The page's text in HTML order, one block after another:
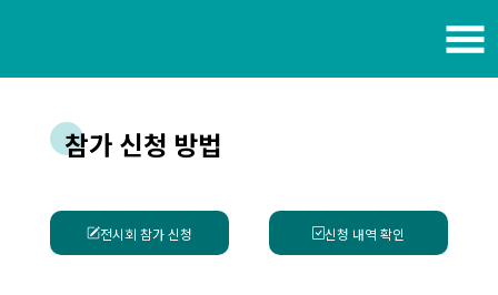
참가 신청 방법
전시회 참가 신청 신청 내역 확인